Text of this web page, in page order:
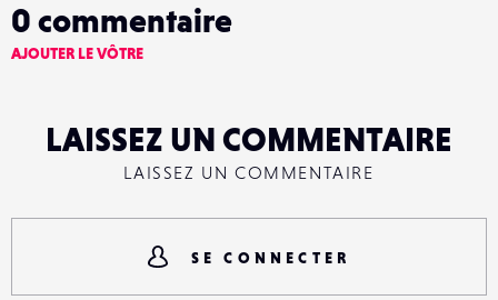
0 commentaire
AJOUTER LE VÔTRE
LAISSEZ UN COMMENTAIRE
LAISSEZ UN COMMENTAIRE
SE CONNECTER